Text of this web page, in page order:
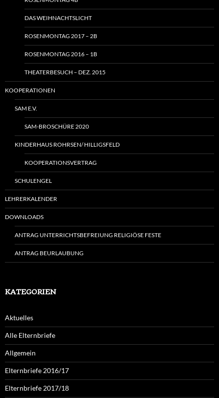
DAS WEIHNACHTSLICHT
ROSENMONTAG 2017 – 2B
ROSENMONTAG 2016 – 1B
THEATERBESUCH – DEZ. 2015
KOOPERATIONEN
SAM E.V.
SAM-BROSCHÜRE 2020
KINDERHAUS ROHRSEN/ HILLIGSFELD
KOOPERATIONSVERTRAG
SCHULENGEL
LEHRERKALENDER
DOWNLOADS
ANTRAG UNTERRICHTSBEFREIUNG RELIGIÖSE FESTE
ANTRAG BEURLAUBUNG
KATEGORIEN
Aktuelles
Alle Elternbriefe
Allgemein
Elternbriefe 2016/17
Elternbriefe 2017/18